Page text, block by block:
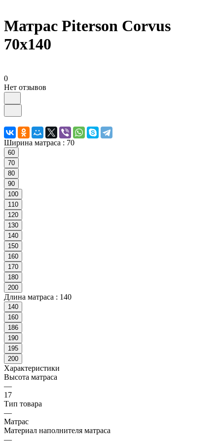
Матрас Piterson Corvus
70х140
0
Нет отзывов
Ширина матраса : 70
60
70
80
90
100
110
120
130
140
150
160
170
180
200
Длина матраса : 140
140
160
186
190
195
200
Характеристики
Высота матраса
—
17
Тип товара
—
Матрас
Материал наполнителя матраса
—